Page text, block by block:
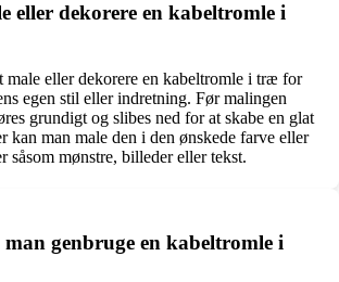
eller dekorere en kabeltromle i
male eller dekorere en kabeltromle i træ for
egen stil eller indretning. Før malingen
grundigt og slibes ned for at skabe en glat
kan man male den i den ønskede farve eller
såsom mønstre, billeder eller tekst.
genbruge en kabeltromle i